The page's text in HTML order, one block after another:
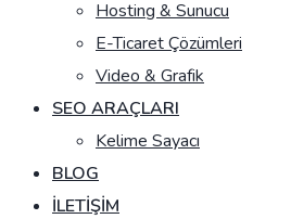
Hosting & Sunucu
E-Ticaret Çözümleri
Video & Grafik
SEO ARAÇLARI
Kelime Sayacı
BLOG
İLETIŞIM